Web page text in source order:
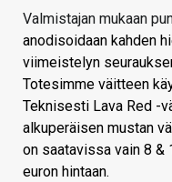
Valmistajan mukaan
anodisoidaan kahden
viimeistelyn
Totesimme väitteen
Teknisesti Lava Red -
alkuperäisen mustan
on saatavissa vain 8 &
euron hintaan.